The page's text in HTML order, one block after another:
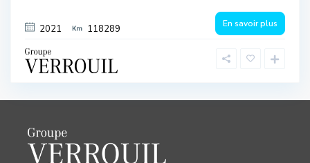
2021 118289 En savoir plus